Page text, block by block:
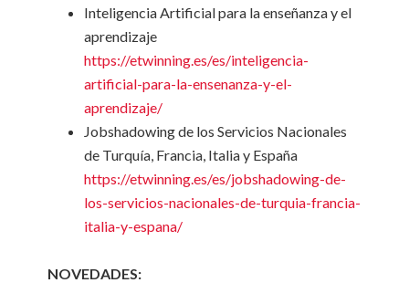
Inteligencia Artificial para la enseñanza y el
aprendizaje
https://etwinning.es/es/inteligencia-
artificial-para-la-ensenanza-y-el-
aprendizaje/
Jobshadowing de los Servicios Nacionales
de Turquía, Francia, Italia y España
https://etwinning.es/es/jobshadowing-de-
los-servicios-nacionales-de-turquia-francia-
italia-y-espana/
NOVEDADES: